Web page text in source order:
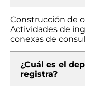
Construcción de
Actividades de
conexas de
¿Cuál es el
registra?